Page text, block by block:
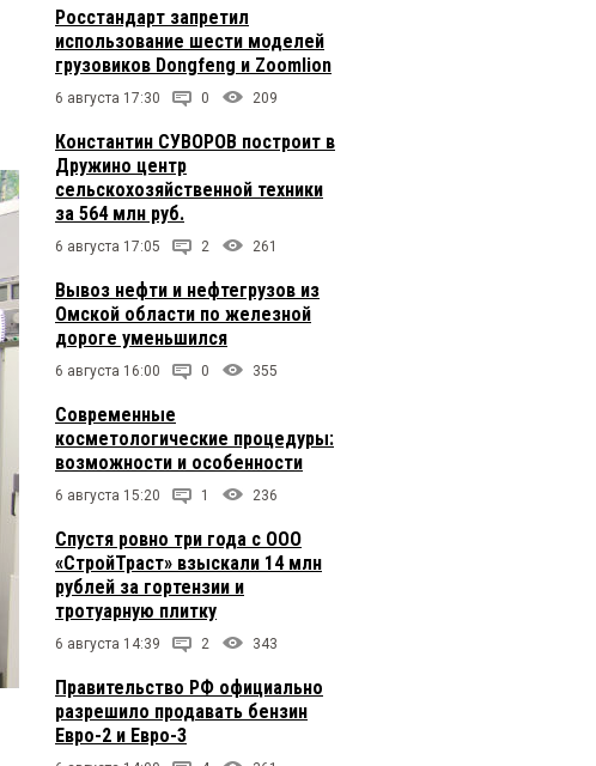
Росстандарт запретил
использование шести моделей
грузовиков Dongfeng и Zoomlion
6 августа 17:30 0 209
Константин СУВОРОВ построит в
Дружино центр
сельскохозяйственной техники
за 564 млн руб.
6 августа 17:05 2 261
Вывоз нефти и нефтегрузов из
Омской области по железной
дороге уменьшился
6 августа 16:00 0 355
Современные
косметологические процедуры:
возможности и особенности
6 августа 15:20 1 236
Спустя ровно три года с ООО
«СтройТраст» взыскали 14 млн
рублей за гортензии и
тротуарную плитку
6 августа 14:39 2 343
Правительство РФ официально
разрешило продавать бензин
Евро-2 и Евро-3